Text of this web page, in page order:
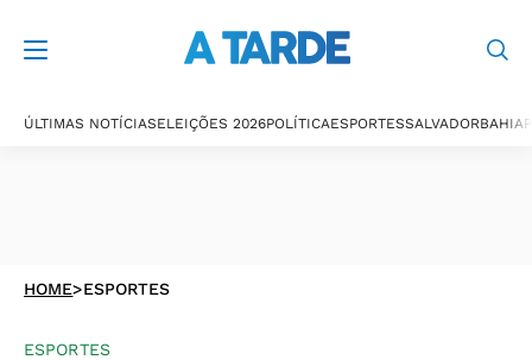
ÚLTIMAS NOTÍCIASELEIÇÕES 2026POLÍTICAESPORTESSALVADORBAHIA
HOME>ESPORTES
ESPORTES